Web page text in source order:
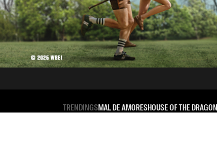
TRENDINGSMAL DE AMORESHOUSE OF THE DRAGON